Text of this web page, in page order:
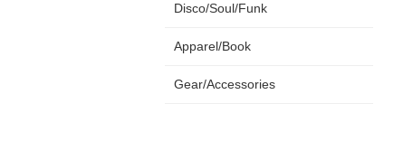
Disco/Soul/Funk
Apparel/Book
Gear/Accessories